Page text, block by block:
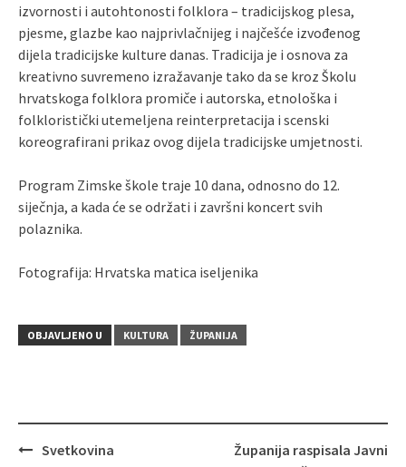
izvornosti i autohtonosti folklora – tradicijskog plesa,
pjesme, glazbe kao najprivlačnijeg i najčešće izvođenog
dijela tradicijske kulture danas. Tradicija je i osnova za
kreativno suvremeno izražavanje tako da se kroz Školu
hrvatskoga folklora promiče i autorska, etnološka i
folkloristički utemeljena reinterpretacija i scenski
koreografirani prikaz ovog dijela tradicijske umjetnosti.
Program Zimske škole traje 10 dana, odnosno do 12.
siječnja, a kada će se održati i završni koncert svih
polaznika.
Fotografija: Hrvatska matica iseljenika
OBJAVLJENO U KULTURA ŽUPANIJA
Svetkovina
Županija raspisala Javni